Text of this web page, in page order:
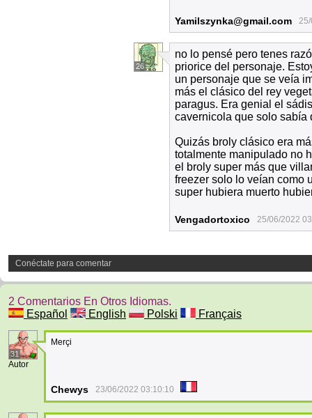
Yamilszynka@gmail.com
26
no lo pensé pero tenes
priorice del personaje.
un personaje que se veía
más el clásico del rey
paragus. Era genial el
cavernicola que solo sabía
Quizás broly clásico era
totalmente manipulado no
el broly super más que
freezer solo lo veían como
super hubiera muerto
Vengadortoxico 25/06/2022
Conéctate para comentar
2 Comentarios En Otros Idiomas.
Español
English Polski Français
31
Autor
Merçi
Chewys 23/06/2022 03:10:10